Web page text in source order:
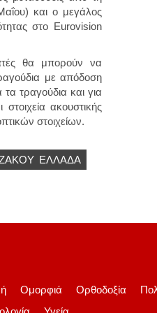
και ο μεγάλος
στο Eurovision
θα μπορούν να
με απόδοση
τραγούδια και για
ακουστικής
στοιχείων.
ΕΛΛΆΔΑ
Ομορφιά Ορθοδοξία